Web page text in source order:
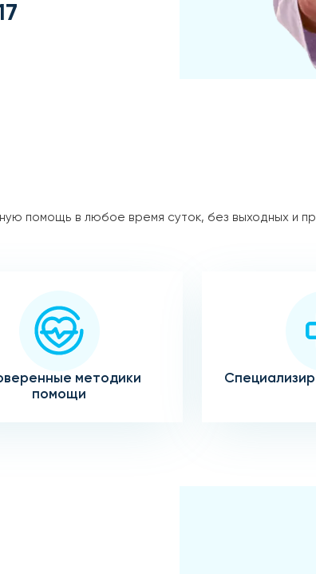
помощь в любое время суток, без выходных и
методики
помощи